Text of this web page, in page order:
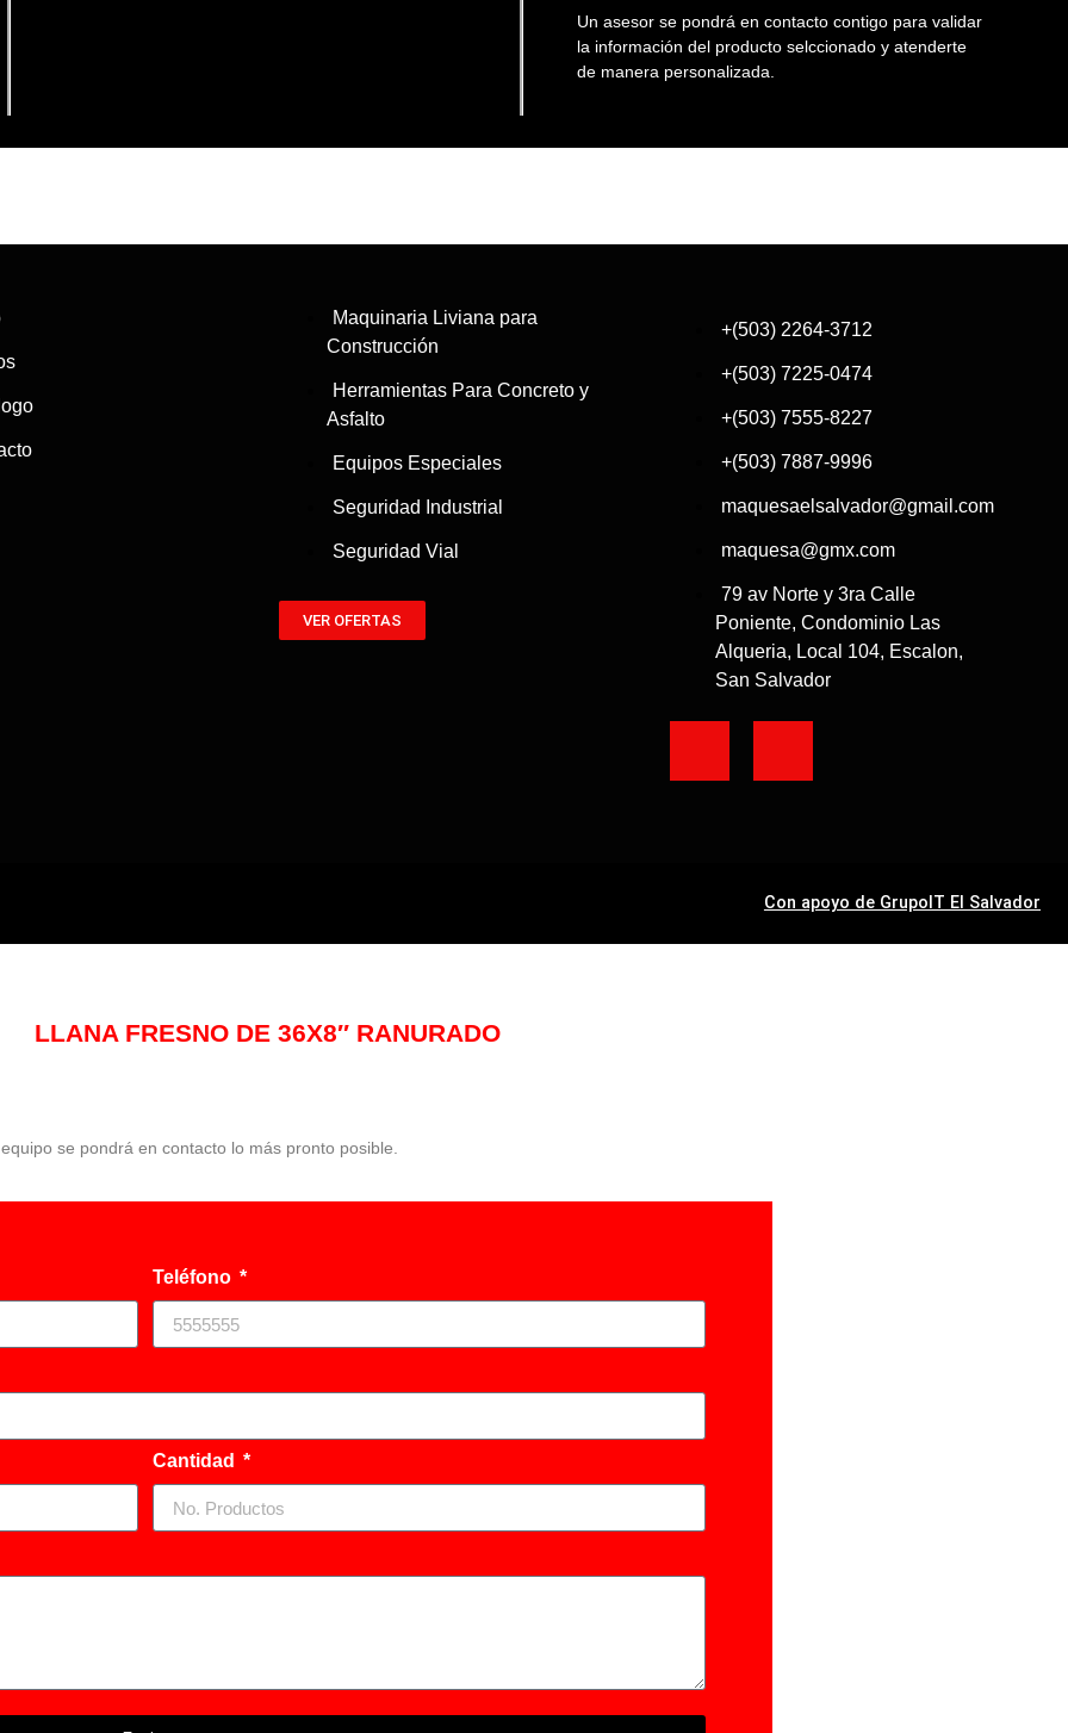
Un asesor se pondrá en contacto contigo para validar
la información del producto selccionado y atenderte
de manera personalizada.
Maquinaria Liviana para
Construcción
Herramientas Para Concreto y
Asfalto
Equipos Especiales
Seguridad Industrial
Seguridad Vial
VER OFERTAS
+(503) 2264-3712
+(503) 7225-0474
+(503) 7555-8227
+(503) 7887-9996
maquesaelsalvador@gmail.com
maquesa@gmx.com
79 av Norte y 3ra Calle
Poniente, Condominio Las
Alqueria, Local 104, Escalon,
San Salvador
Con apoyo de GrupoIT El Salvador
LLANA FRESNO DE 36X8″ RANURADO
se pondrá en contacto lo más pronto posible.
Teléfono
Cantidad